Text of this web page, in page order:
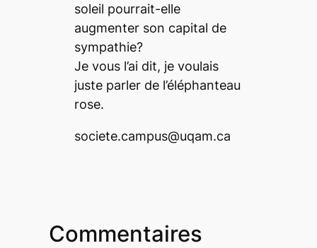
soleil pourrait-elle
augmenter son capital de
sympathie?
Je vous l’ai dit, je voulais
juste parler de l’éléphanteau
rose.
societe.campus@uqam.ca
Commentaires